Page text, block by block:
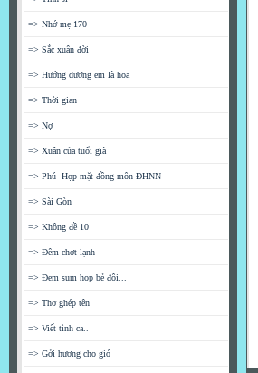
=> Nhớ mẹ 170
=> Sắc xuân đời
=> Hướng dương em là hoa
=> Thời gian
=> Nợ
=> Xuân của tuổi già
=> Phú- Họp mặt đồng môn ĐHNN
=> Sài Gòn
=> Không đề 10
=> Đêm chợt lạnh
=> Đem sum họp bẻ đôi...
=> Thơ ghép tên
=> Viết tình ca..
=> Gởi hương cho gió